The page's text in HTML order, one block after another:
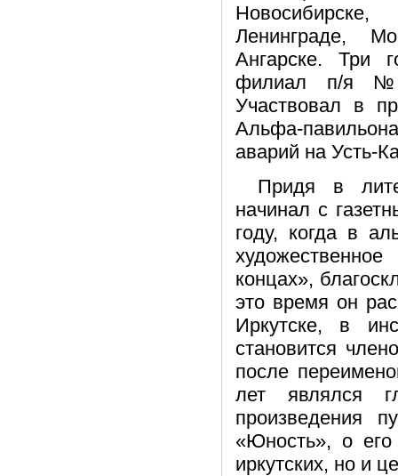
Ленинграде,
Ангарске. Три
филиал п/я
Участвовал в
Альфа-
аварий на Усть-
Придя в
начинал с
году, когда в
концах»,
это время он
Иркутске, в
становится
после
лет являлся
произведения
«Юность», о его
иркутских, но и